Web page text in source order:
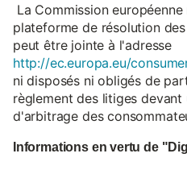
La Commission
plateforme de résolution
peut être jointe à l'adresse
http://ec.europa.eu/
ni disposés ni obligés de
règlement des litiges devant
d'arbitrage des
Informations en vertu de